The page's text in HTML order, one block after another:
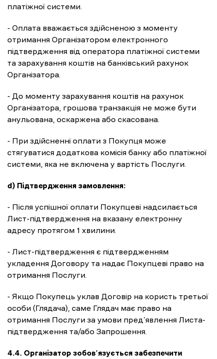
платіжної системи.
- Оплата вважається здійсненою з моменту
отримання Організатором електронного
підтвердження від оператора платіжної системи
та зарахування коштів на банківський рахунок
Організатора.
- До моменту зарахування коштів на рахунок
Організатора, грошова транзакція не може бути
анульована, оскаржена або скасована.
- При здійсненні оплати з Покупця може
стягуватися додаткова комісія банку або платіжної
системи, яка не включена у вартість Послуги.
d) Підтвердження замовлення:
- Після успішної оплати Покупцеві надсилається
Лист-підтвердження на вказану електронну
адресу протягом 1 хвилини.
- Лист-підтвердження є підтвердженням
укладення Договору та надає Покупцеві право на
отримання Послуги.
- Якщо Покупець уклав Договір на користь третьої
особи (Глядача), саме Глядач має право на
отримання Послуги за умови пред’явлення Листа-
підтвердження та/або Запрошення.
4.4. Організатор зобов’язується забезпечити